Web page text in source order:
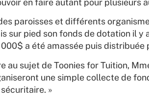
en faire autant pour plusieurs
paroisses et différents
sur pied son fonds de dotation il
000$ a été amassée puis distribuée
au sujet de Toonies for Tuition,
une simple collecte de
»